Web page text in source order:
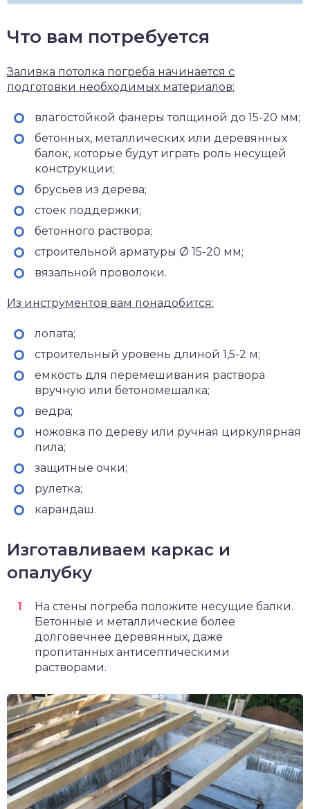
Что вам потребуется
Заливка потолка погреба начинается с
подготовки необходимых материалов:
влагостойкой фанеры толщиной до 15-20 мм;
бетонных, металлических или деревянных
балок, которые будут играть роль несущей
конструкции;
брусьев из дерева;
стоек поддержки;
бетонного раствора;
строительной арматуры Ø 15-20 мм;
вязальной проволоки.
Из инструментов вам понадобится:
лопата;
строительный уровень длиной 1,5-2 м;
емкость для перемешивания раствора
вручную или бетономешалка;
ведра;
ножовка по дереву или ручная циркулярная
пила;
защитные очки;
рулетка;
карандаш.
Изготавливаем каркас и
опалубку
На стены погреба положите несущие балки.
Бетонные и металлические более
долговечнее деревянных, даже
пропитанных антисептическими
растворами.